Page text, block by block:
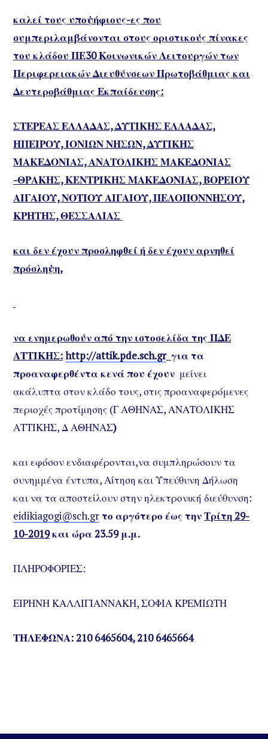
καλεί τους υποψήφιους-ες που
συμπεριλαμβάνονται στους οριστικούς πίνακες
του κλάδου ΠΕ30 Κοινωνικών Λειτουργών των
Περιφερειακών Διευθύνσεων Πρωτοβάθμιας και
Δευτεροβάθμιας Εκπαίδευσης:
ΣΤΕΡΕΑΣ ΕΛΛΑΔΑΣ, ΔΥΤΙΚΗΣ ΕΛΛΑΔΑΣ,
ΗΠΕΙΡΟΥ, ΙΟΝΙΩΝ ΝΗΣΩΝ, ΔΥΤΙΚΗΣ
ΜΑΚΕΔΟΝΙΑΣ, ΑΝΑΤΟΛΙΚΗΣ ΜΑΚΕΔΟΝΙΑΣ
-ΘΡΑΚΗΣ, ΚΕΝΤΡΙΚΗΣ ΜΑΚΕΔΟΝΙΑΣ, ΒΟΡΕΙΟΥ
ΑΙΓΑΙΟΥ, ΝΟΤΙΟΥ ΑΙΓΑΙΟΥ, ΠΕΛΟΠΟΝΝΗΣΟΥ,
ΚΡΗΤΗΣ, ΘΕΣΣΑΛΙΑΣ
και δεν έχουν προσληφθεί ή δεν έχουν αρνηθεί
πρόσληψη,
να ενημερωθούν από την ιστοσελίδα της ΠΔΕ
ΑΤΤΙΚΗΣ:http://attik.pde.sch.gr για τα
προαναφερθέντα κενά που έχουν μείνει
ακάλυπτα στον κλάδο τους, στις προαναφερόμενες
περιοχές προτίμησης (Γ ΑΘΗΝΑΣ, ΑΝΑΤΟΛΙΚΗΣ
ΑΤΤΙΚΗΣ, Δ ΑΘΗΝΑΣ)
και εφόσον ενδιαφέρονται,να συμπληρώσουν τα
συνημμένα έντυπα, Αίτηση και Υπεύθυνη Δήλωση
και να τα αποστείλουν στην ηλεκτρονική διεύθυνση:
eidikiagogi@sch.grτο αργότερο έως τηνΤρίτη 29-
10-2019και ώρα 23.59 μ.μ.
ΠΛΗΡΟΦΟΡΙΕΣ:
ΕΙΡΗΝΗ ΚΑΛΛΙΓΙΑΝΝΑΚΗ, ΣΟΦΙΑ ΚΡΕΜΙΩΤΗ
ΤΗΛΕΦΩΝΑ: 210 6465604, 210 6465664